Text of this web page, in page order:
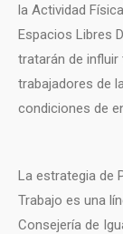
la Actividad
Espacios Libres
tratarán de
trabajadores de
condiciones de
La estrategia de
Trabajo es una
Consejería de